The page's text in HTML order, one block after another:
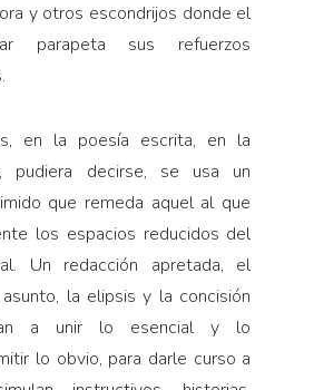
y otros escondrijos donde el
parapeta sus refuerzos
en la poesía escrita, en la
pudiera decirse, se usa un
que remeda aquel al que
los espacios reducidos del
Un redacción apretada, el
la elipsis y la concisión
a unir lo esencial y lo
lo obvio, para darle curso a